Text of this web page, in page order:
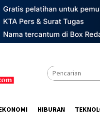
HIBURAN